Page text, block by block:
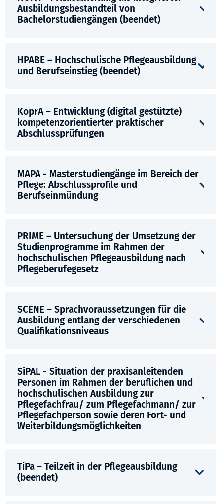
Ausbildungsbestandteil von
Bachelorstudiengängen (beendet)
HPABE – Hochschulische Pflegeausbildung
und Berufseinstieg (beendet)
KoprA – Entwicklung (digital gestützte)
kompetenzorientierter praktischer
Abschlussprüfungen
MAPA - Masterstudiengänge im Bereich der
Pflege: Abschlussprofile und
Berufseinmündung
PRIME – Untersuchung der Umsetzung der
Studienprogramme im Rahmen der
hochschulischen Pflegeausbildung nach
Pflegeberufegesetz
SCENE – Sprachvoraussetzungen für die
Ausbildung entlang der verschiedenen
Qualifikationsniveaus
SiPAL - Situation der praxisanleitenden
Personen im Rahmen der beruflichen und
hochschulischen Ausbildung zur
Pflegefachfrau/ zum Pflegefachmann/ zur
Pflegefachperson sowie deren Fort- und
Weiterbildungsmöglichkeiten
TiPa – Teilzeit in der Pflegeausbildung
(beendet)